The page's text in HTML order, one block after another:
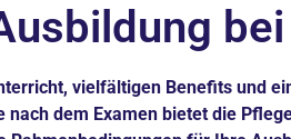
vielfältigen Benefits und
nach dem Examen bietet die